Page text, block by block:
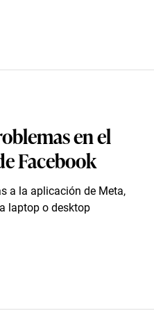
en el
Facebook
a la aplicación de Meta,
laptop o desktop